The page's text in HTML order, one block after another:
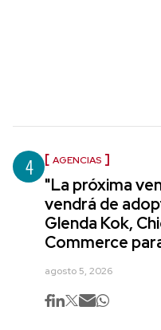
4 AGENCIAS
"La próxima
vendrá de
Glenda Kok,
Commerce
agosto 5, 2026